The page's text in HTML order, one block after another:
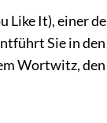
Like It), einer
Sie in
Wortwitz,